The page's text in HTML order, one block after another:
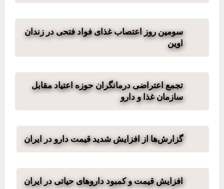
سومین روز اعتصاب غذای فواد فتحی در زندان
اوین
تجمع اعتراضی درمانگران حوزه اعتیاد مقابل
سازمان غذا و دارو
گزارش‌ها از افزایش شدید قیمت دارو در ایران
افزایش قیمت و کمبود داروهای حیاتی در ایران